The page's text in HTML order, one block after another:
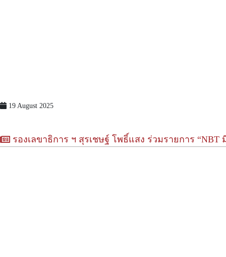
19 August 2025
รองเลขาธิการ ฯ สุรเชษฐ์ โพธิ์แสง ร่วมรายการ “NBT